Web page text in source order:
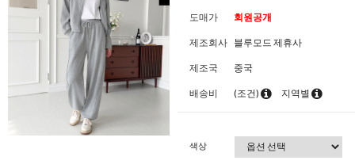
도매가 회원공개
제조회사 블루모드 제휴사
제조국 중국
배송비 (조건) 지역별
색상